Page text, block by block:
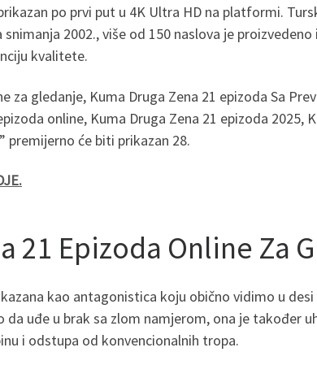
po prvi put u 4K Ultra HD na platformi.
2002., više od 150 naslova je
kvalitete.
za gledanje, Kuma Druga Zena 21 epizoda Sa
online, Kuma Druga Zena 21 epizoda 2025,
premijerno će biti prikazan 28.
21 Epizoda Online Za
kao antagonistica koju obično vidimo u
uđe u brak sa zlom namjerom, ona je također
i odstupa od konvencionalnih tropa.